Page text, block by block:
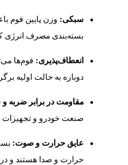
سبکی: وزن پایین فوم
بسته‌بندی مصرف انرژی
انعطاف‌پذیری:فوم‌ها
دوباره به حالت اولیه
مقاومت در برابر ضربه و
صنعت خودرو و تجهیزات
عایق حرارت و صوت:
حرارت و صدا هستند و در